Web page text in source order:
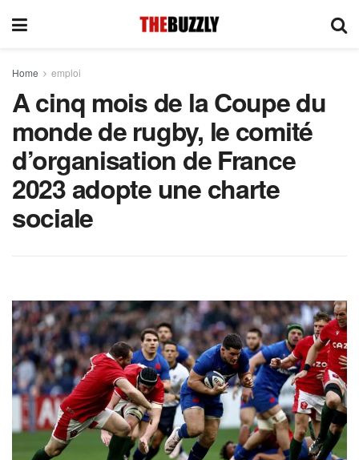
Home emploi
A cinq mois de la Coupe du
monde de rugby, le comité
d’organisation de France
2023 adopte une charte
sociale